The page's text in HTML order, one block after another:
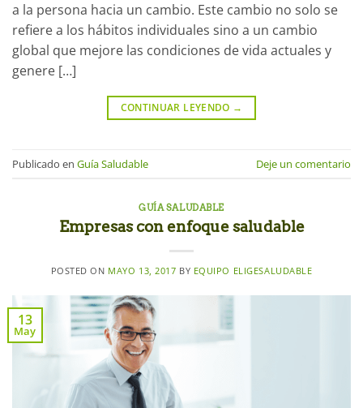
a la persona hacia un cambio. Este cambio no solo se
refiere a los hábitos individuales sino a un cambio
global que mejore las condiciones de vida actuales y
genere […]
CONTINUAR LEYENDO →
Publicado en Guía Saludable Deje un comentario
GUÍA SALUDABLE
Empresas con enfoque saludable
POSTED ON MAYO 13, 2017 BY EQUIPO ELIGESALUDABLE
13
May